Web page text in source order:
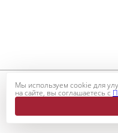
© 2026 Корпорация Р-
Мы используем cookie для
на сайте, вы соглашаетесь с